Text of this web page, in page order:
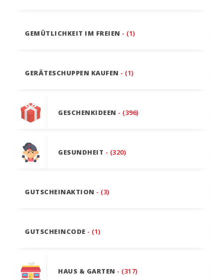
GEMÜTLICHKEIT IM FREIEN - (1)
GERÄTESCHUPPEN KAUFEN - (1)
GESCHENKIDEEN - (396)
GESUNDHEIT - (320)
GUTSCHEINAKTION - (3)
GUTSCHEINCODE - (1)
HAUS & GARTEN - (317)